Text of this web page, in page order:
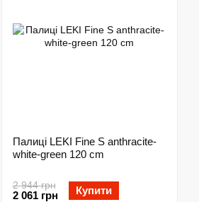
Палиці LEKI Fine S anthracite-
white-green 120 cm
2 944 грн
2 061 грн Купити